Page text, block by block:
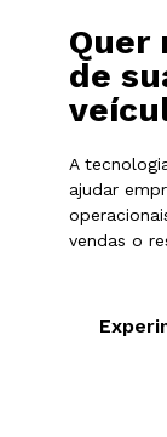
Quer
de
A
ajudar
vendas o